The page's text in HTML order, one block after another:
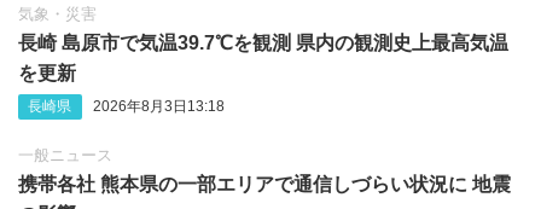
気象・災害
長崎 島原市で気温39.7℃を観測 県内の観測史上最高気温
を更新
長崎県 2026年8月3日13:18
一般ニュース
携帯各社 熊本県の一部エリアで通信しづらい状況に 地震